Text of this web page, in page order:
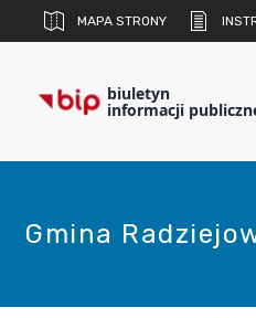
MAPA STRONY
biuletyn
informacji
Gmina